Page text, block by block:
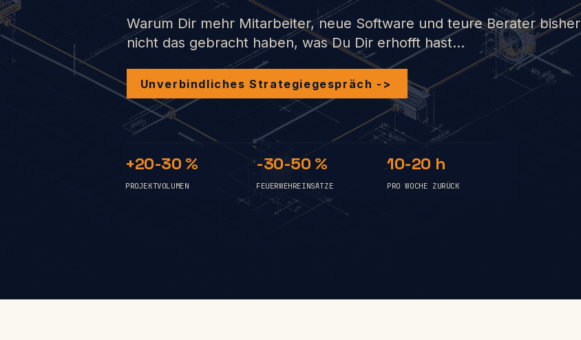
Warum Dir mehr Mitarbeiter, neue Software und teure Berater bisher
nicht das gebracht haben, was Du Dir erhofft hast...
Unverbindliches Strategiegespräch ->
+20-30 %
PROJEKTVOLUMEN
-30-50 %
FEUERWEHREINSÄTZE
10-20 h
PRO WOCHE ZURÜCK